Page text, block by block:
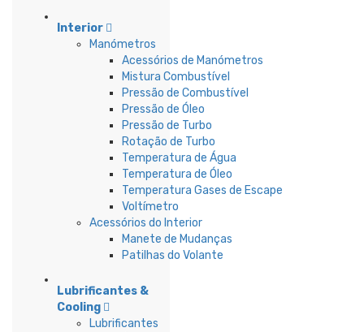
Interior
Manómetros
Acessórios de Manómetros
Mistura Combustível
Pressão de Combustível
Pressão de Óleo
Pressão de Turbo
Rotação de Turbo
Temperatura de Água
Temperatura de Óleo
Temperatura Gases de Escape
Voltímetro
Acessórios do Interior
Manete de Mudanças
Patilhas do Volante
Lubrificantes &
Cooling
Lubrificantes